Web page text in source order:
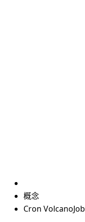
概念
Cron VolcanoJob